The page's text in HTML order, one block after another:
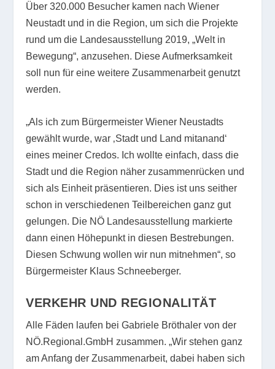
Über 320.000 Besucher kamen nach Wiener
Neustadt und in die Region, um sich die Projekte
rund um die Landesausstellung 2019, „Welt in
Bewegung“, anzusehen. Diese Aufmerksamkeit
soll nun für eine weitere Zusammenarbeit genutzt
werden.
„Als ich zum Bürgermeister Wiener Neustadts
gewählt wurde, war ‚Stadt und Land mitanand‘
eines meiner Credos. Ich wollte einfach, dass die
Stadt und die Region näher zusammenrücken und
sich als Einheit präsentieren. Dies ist uns seither
schon in verschiedenen Teilbereichen ganz gut
gelungen. Die NÖ Landesausstellung markierte
dann einen Höhepunkt in diesen Bestrebungen.
Diesen Schwung wollen wir nun mitnehmen“, so
Bürgermeister Klaus Schneeberger.
VERKEHR UND REGIONALITÄT
Alle Fäden laufen bei Gabriele Bröthaler von der
NÖ.Regional.GmbH zusammen. „Wir stehen ganz
am Anfang der Zusammenarbeit, dabei haben sich